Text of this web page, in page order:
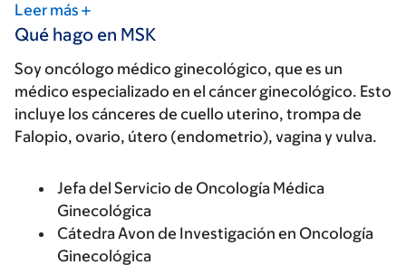
Leer más
Qué hago en MSK
Soy oncólogo médico ginecológico, que es un
médico especializado en el cáncer ginecológico. Esto
incluye los cánceres de cuello uterino, trompa de
Falopio, ovario, útero (endometrio), vagina y vulva.
Jefa del Servicio de Oncología Médica
Ginecológica
Cátedra Avon de Investigación en Oncología
Ginecológica